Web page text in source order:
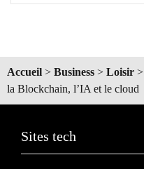
Accueil > Business > Loisir >
la Blockchain, l’IA et le cloud
Sites tech